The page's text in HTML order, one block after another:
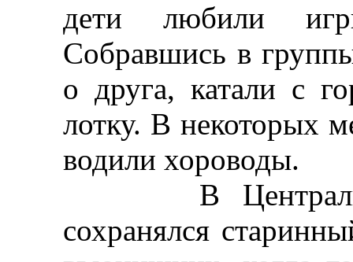
дети любили
Собравшись в
о друга, катали с
лотку. В некоторых
водили хороводы.
В
сохранялся